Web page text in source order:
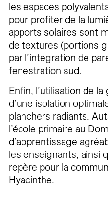
les espaces
pour profiter de la
apports solaires sont
de textures (portions
par l’intégration de
fenestration sud.
Enfin, l’utilisation de
d’une isolation
planchers radiants.
l’école primaire au
d’apprentissage
les enseignants, ainsi
repère pour la
Hyacinthe.